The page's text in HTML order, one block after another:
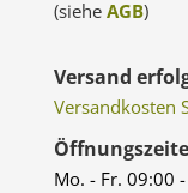
(siehe AGB)
Versand
Versandkosten
Mo. - Fr. 09:00